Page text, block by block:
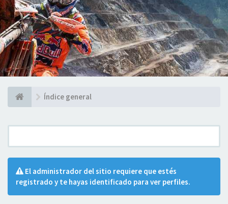
Índice general
El administrador del sitio requiere que estés
registrado y te hayas identificado para ver perfiles.